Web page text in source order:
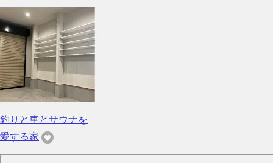
釣りと車とサウナを
愛する家